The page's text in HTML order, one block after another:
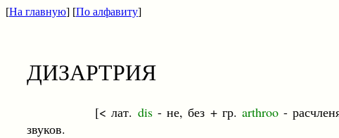
[На главную] [По алфавиту]
ДИЗАРТРИЯ
[< лат. dis - не, без + гр. arthroo-
звуков.